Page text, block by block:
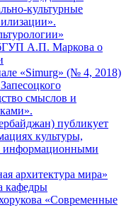
А.П. Маркова о
публикует
культуры,
информационными